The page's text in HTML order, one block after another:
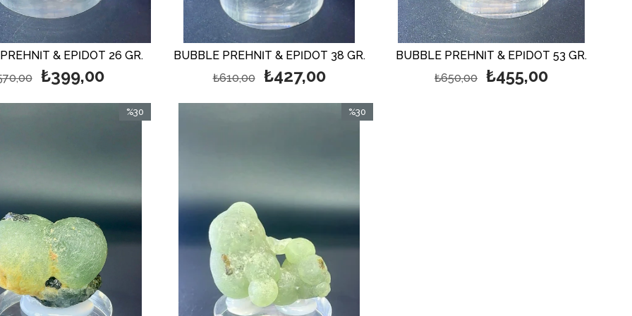
& EPİDOT 26 GR.
₺399,00
BUBBLE PREHNİT & EPİDOT 38 GR.
₺427,00
₺610,00
BUBBLE PREHNİT & EPİDOT 53 GR.
₺455,00
₺650,00
%30
%30